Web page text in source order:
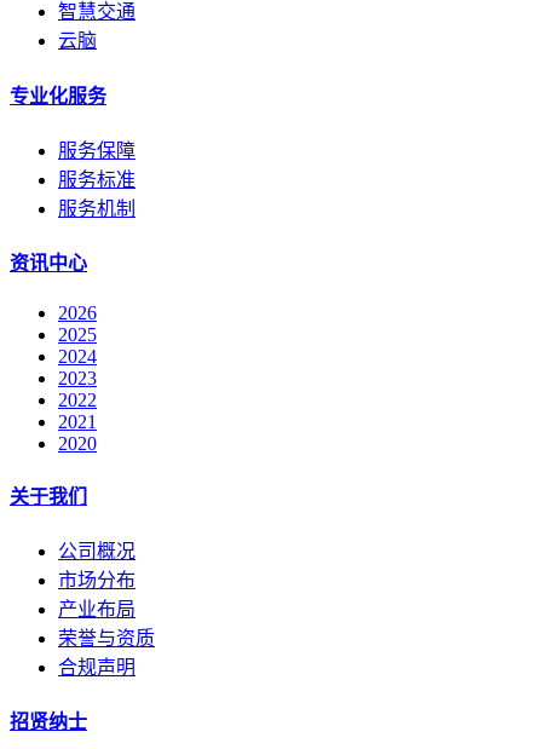
智慧交通
云脑
专业化服务
服务保障
服务标准
服务机制
资讯中心
2026
2025
2024
2023
2022
2021
2020
关于我们
公司概况
市场分布
产业布局
荣誉与资质
合规声明
招贤纳士